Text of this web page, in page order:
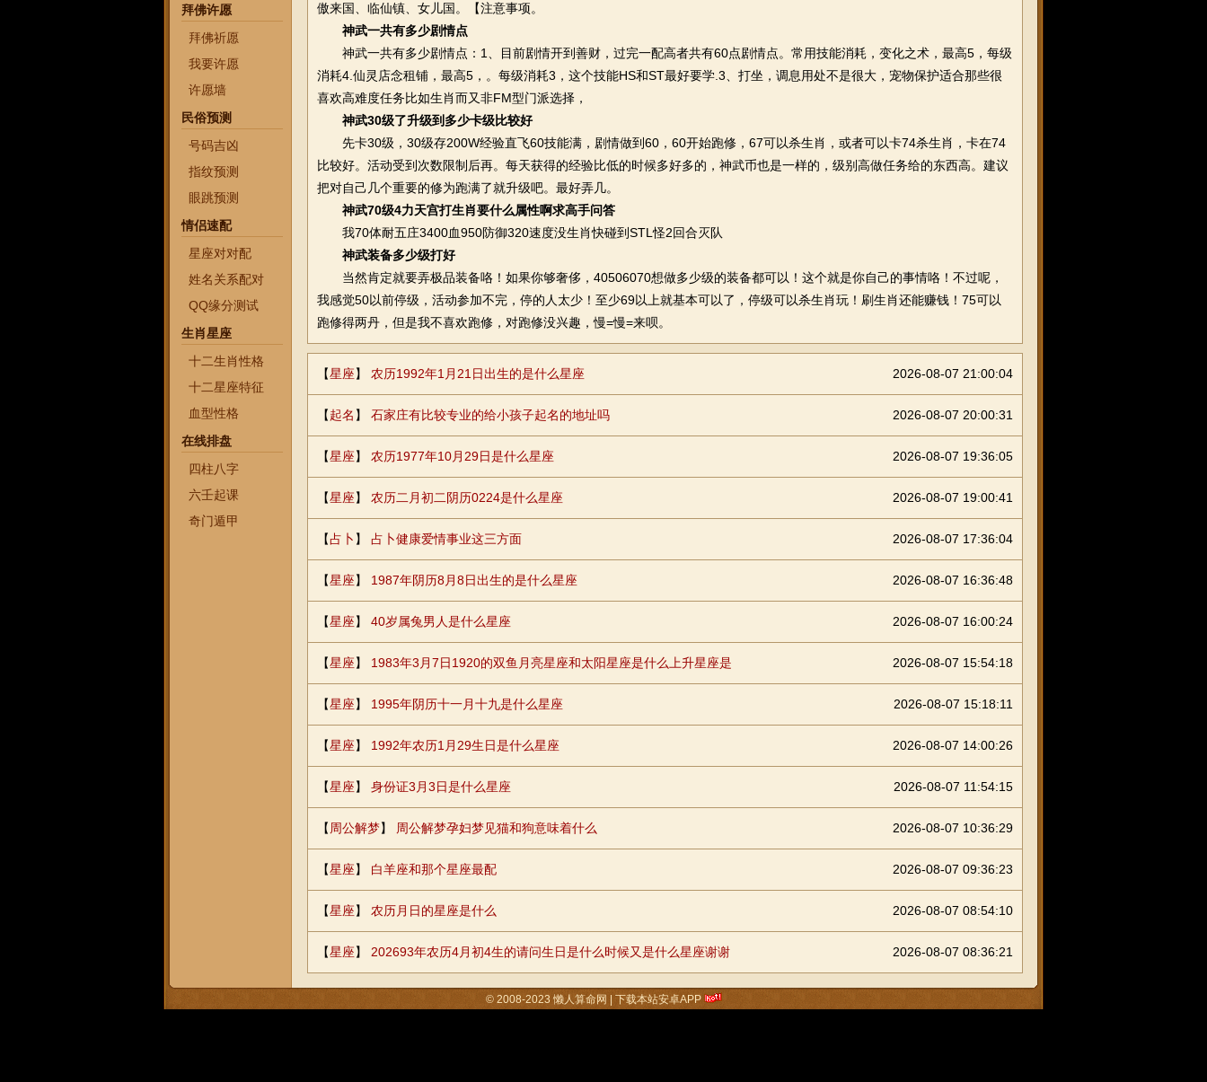
拜佛许愿
拜佛祈愿
我要许愿
许愿墙
民俗预测
号码吉凶
指纹预测
眼跳预测
情侣速配
星座对对配
姓名关系配对
QQ缘分测试
生肖星座
十二生肖性格
十二星座特征
血型性格
在线排盘
四柱八字
六壬起课
奇门遁甲
傲来国、临仙镇、女儿国。【注意事项。
神武一共有多少剧情点
神武一共有多少剧情点：1、目前剧情开到善财，过完一配高者共有60点剧情点。常用技能消耗，变化之术，最高5，每级
消耗4.仙灵店念租铺，最高5，。每级消耗3，这个技能HS和ST最好要学.3、打坐，调息用处不是很大，宠物保护适合那些很
喜欢高难度任务比如生肖而又非FM型门派选择，
神武30级了升级到多少卡级比较好
先卡30级，30级存200W经验直飞60技能满，剧情做到60，60开始跑修，67可以杀生肖，或者可以卡74杀生肖，卡在74
比较好。活动受到次数限制后再。每天获得的经验比低的时候多好多的，神武币也是一样的，级别高做任务给的东西高。建议
把对自己几个重要的修为跑满了就升级吧。最好弄几。
神武70级4力天宫打生肖要什么属性啊求高手问答
我70体耐五庄3400血950防御320速度没生肖快碰到STL怪2回合灭队
神武装备多少级打好
当然肯定就要弄极品装备咯！如果你够奢侈，40506070想做多少级的装备都可以！这个就是你自己的事情咯！不过呢，
我感觉50以前停级，活动参加不完，停的人太少！至少69以上就基本可以了，停级可以杀生肖玩！刷生肖还能赚钱！75可以
跑修得两丹，但是我不喜欢跑修，对跑修没兴趣，慢=慢=来呗。
【星座】 农历1992年1月21日出生的是什么星座 2026-08-07 21:00:04
【起名 】 石家庄有比较专业的给小孩子起名的地址吗 2026-08-07 20:00:31
【星座】 农历1977年10月29日是什么星座 2026-08-07 19:36:05
【星座】 农历二月初二阴历0224是什么星座 2026-08-07 19:00:41
【占卜 】 占卜健康爱情事业这三方面 2026-08-07 17:36:04
【星座】 1987年阴历8月8日出生的是什么星座 2026-08-07 16:36:48
【星座】 40岁属兔男人是什么星座 2026-08-07 16:00:24
【星座】 1983年3月7日1920的双鱼月亮星座和太阳星座是什么上升星座是 2026-08-07 15:54:18
【星座】 1995年阴历十一月十九是什么星座 2026-08-07 15:18:11
【星座】 1992年农历1月29生日是什么星座 2026-08-07 14:00:26
【星座】 身份证3月3日是什么星座 2026-08-07 11:54:15
【 周公解梦】 周公解梦孕妇梦见猫和狗意味着什么 2026-08-07 10:36:29
【星座】 白羊座和那个星座最配 2026-08-07 09:36:23
【星座】 农历月日的星座是什么 2026-08-07 08:54:10
【星座】 202693年农历4月初4生的请问生日是什么时候又是什么星座谢谢 2026-08-07 08:36:21
© 2008-2023 懒人算命网 下载本站安卓APP